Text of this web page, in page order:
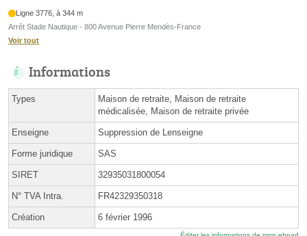
Ligne 3776, à 344 m
Arrêt Stade Nautique - 800 Avenue Pierre Mendès-France
Voir tout
Informations
Types
Maison de retraite, Maison de retraite
médicalisée, Maison de retraite privée
Enseigne Suppression de Lenseigne
Forme juridique SAS
SIRET 32935031800054
N° TVA Intra. FR42329350318
Création 6 février 1996